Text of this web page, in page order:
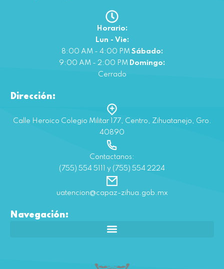
Horario:
Lun - Vie:
8:00 AM - 4:00 PM Sábado:
9:00 AM - 2:00 PM Domingo:
Cerrado
Dirección:
Calle Heroico Colegio Militar 177, Centro, Zihuatanejo, Gro.
40890
Contactanos:
(755) 554 5111 y (755) 554 2224
uatencion@capaz-zihua.gob.mx
Navegación: